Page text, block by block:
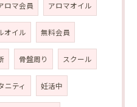
ロマ会員 アロマオイル
オイル 無料会員
骨盤周り スクール
ニティ 妊活中